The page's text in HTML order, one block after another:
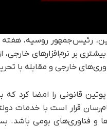
رئیس‌جمهور روسیه،
بر نرم‌افزارهای
خارجی و مقابله با
پوتین قانونی را امضا کرد
قرار است با خدمات
و فناوری‌های بومی